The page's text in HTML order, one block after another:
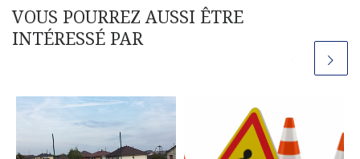
VOUS POURREZ AUSSI ÊTRE
INTÉRESSÉ PAR